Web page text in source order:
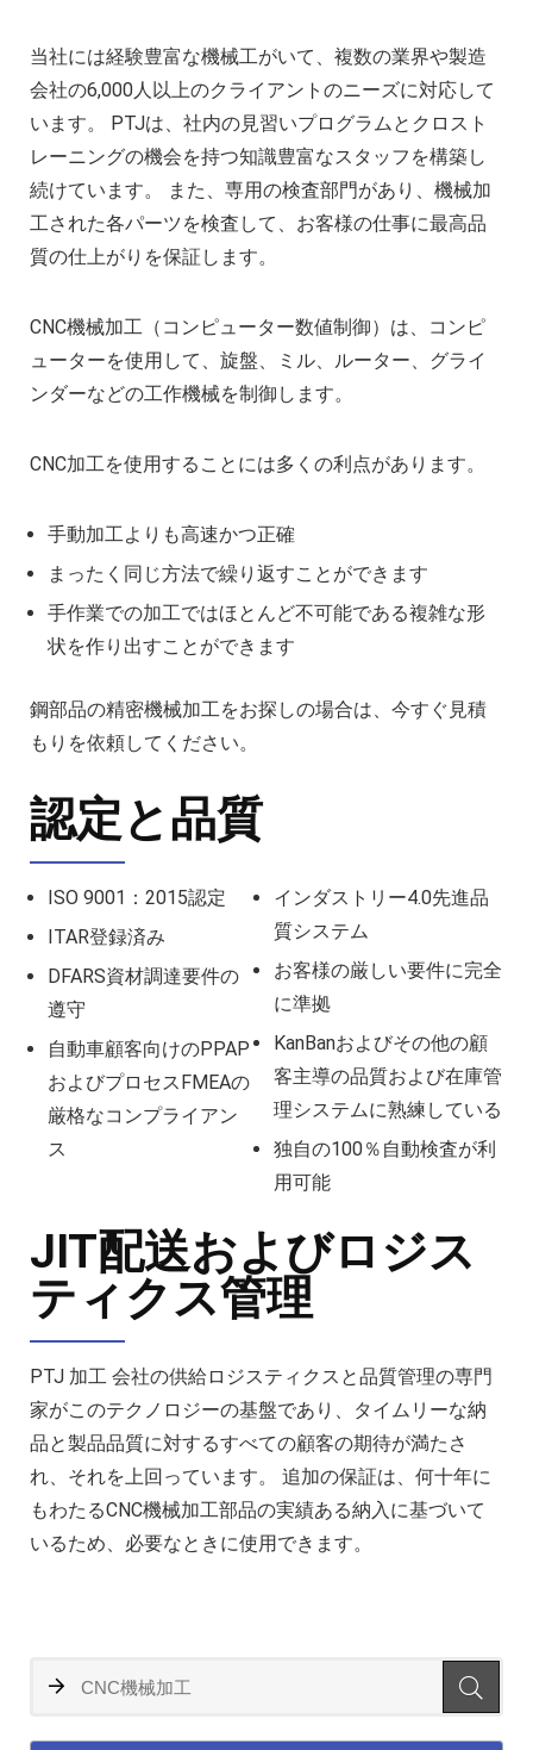
当社には経験豊富な機械工がいて、複数の業界や製造
会社の6,000人以上のクライアントのニーズに対応して
います。 PTJは、社内の見習いプログラムとクロスト
レーニングの機会を持つ知識豊富なスタッフを構築し
続けています。 また、専用の検査部門があり、機械加
工された各パーツを検査して、お客様の仕事に最高品
質の仕上がりを保証します。
CNC機械加工（コンピューター数値制御）は、コンピ
ューターを使用して、旋盤、ミル、ルーター、グライ
ンダーなどの工作機械を制御します。
CNC加工を使用することには多くの利点があります。
手動加工よりも高速かつ正確
まったく同じ方法で繰り返すことができます
手作業での加工ではほとんど不可能である複雑な形
状を作り出すことができます
鋼部品の精密機械加工をお探しの場合は、今すぐ見積
もりを依頼してください。
認定と品質
ISO 9001：2015認定
ITAR登録済み
DFARS資材調達要件の
遵守
自動車顧客向けのPPAP
およびプロセスFMEAの
厳格なコンプライアン
ス
インダストリー4.0先進品
質システム
お客様の厳しい要件に完全
に準拠
KanBanおよびその他の顧
客主導の品質および在庫管
理システムに熟練している
独自の100％自動検査が利
用可能
JIT配送およびロジス
ティクス管理
PTJ 加工 会社の供給ロジスティクスと品質管理の専門
家がこのテクノロジーの基盤であり、タイムリーな納
品と製品品質に対するすべての顧客の期待が満たさ
れ、それを上回っています。 追加の保証は、何十年に
もわたるCNC機械加工部品の実績ある納入に基づいて
いるため、必要なときに使用できます。